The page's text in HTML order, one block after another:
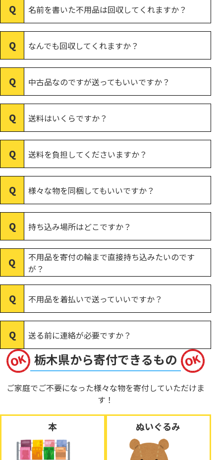
名前を書いた不用品は回収してくれますか？
なんでも回収してくれますか？
中古品なのですが送ってもいいですか？
送料はいくらですか？
送料を負担してくださいますか？
様々な物を同梱してもいいですか？
持ち込み場所はどこですか？
不用品を寄付の輪まで直接持ち込みたいのです
が？
不用品を着払いで送っていいですか？
送る前に連絡が必要ですか？
栃木県から寄付できるもの
ご家庭でご不要になった様々な物を寄付していただけま
す！
本 ぬいぐるみ